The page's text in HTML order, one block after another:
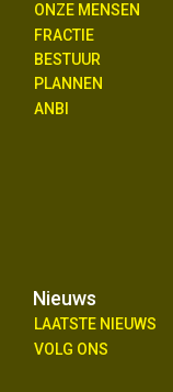
ONZE MENSEN
FRACTIE
BESTUUR
PLANNEN
ANBI
Nieuws
LAATSTE NIEUWS
VOLG ONS